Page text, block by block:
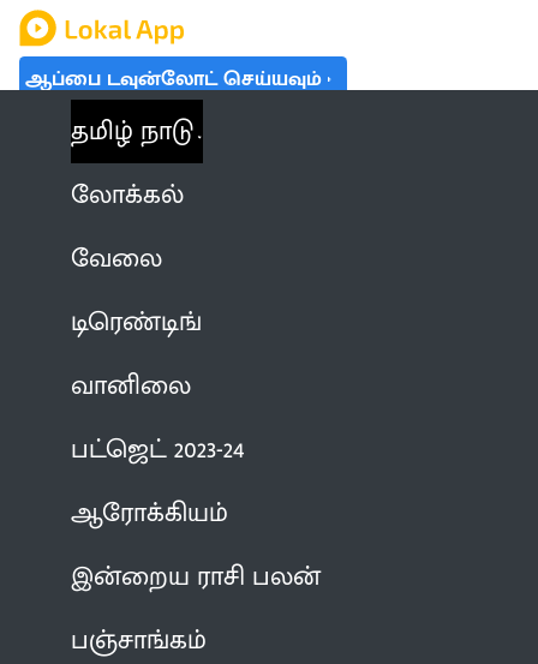
ஆப்பை டவுன்லோட் செய்யவும்
தமிழ் நாடு
லோக்கல்
வேலை
டிரெண்டிங்
வானிலை
பட்ஜெட் 2023-24
ஆரோக்கியம்
இன்றைய ராசி பலன்
பஞ்சாங்கம்